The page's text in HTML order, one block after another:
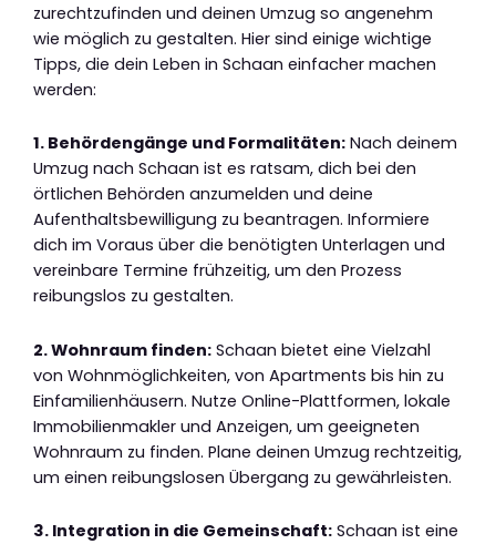
zurechtzufinden und deinen Umzug so angenehm
wie möglich zu gestalten. Hier sind einige wichtige
Tipps, die dein Leben in Schaan einfacher machen
werden:
1. Behördengänge und Formalitäten: Nach deinem
Umzug nach Schaan ist es ratsam, dich bei den
örtlichen Behörden anzumelden und deine
Aufenthaltsbewilligung zu beantragen. Informiere
dich im Voraus über die benötigten Unterlagen und
vereinbare Termine frühzeitig, um den Prozess
reibungslos zu gestalten.
2. Wohnraum finden: Schaan bietet eine Vielzahl
von Wohnmöglichkeiten, von Apartments bis hin zu
Einfamilienhäusern. Nutze Online-Plattformen, lokale
Immobilienmakler und Anzeigen, um geeigneten
Wohnraum zu finden. Plane deinen Umzug rechtzeitig,
um einen reibungslosen Übergang zu gewährleisten.
3. Integration in die Gemeinschaft: Schaan ist eine